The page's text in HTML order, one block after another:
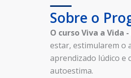
Sobre o
O cursoViva a Vida
estar, estimularem o
aprendizado lúdico e
autoestima.